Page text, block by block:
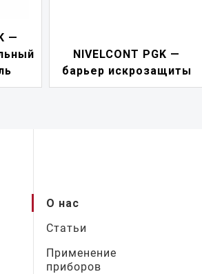
—
NIVELCONT PGK —
барьер искрозащиты
О нас
Статьи
Применение
приборов